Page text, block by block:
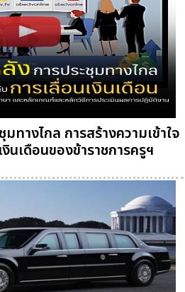
ทางไกล การสร้างความเข้าใจ
นเดือนของข้าราชการครูฯ